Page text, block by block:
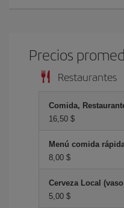
Precios
Restaurantes
Comida,
16,50 $
Menú comida
8,00 $
Cerveza Local
5,00 $